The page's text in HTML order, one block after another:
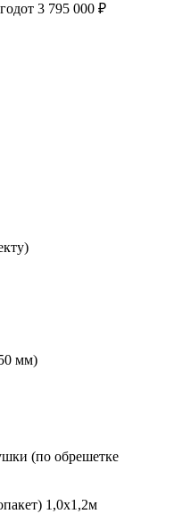
от 3 795 000 ₽
мм)
(по обрешетке
1,0х1,2м